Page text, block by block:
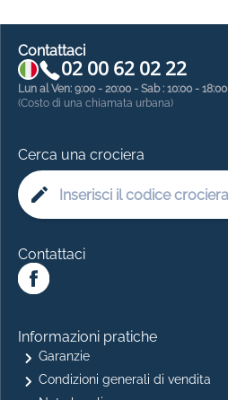
Contattaci
02 00 62 02 22
Lun al Ven: 9:00 - 20:00 - Sab : 10:00 - 18:00
(Costo di una chiamata urbana)
Cerca una crociera
Contattaci
Informazioni pratiche
Garanzie
Condizioni generali di vendita